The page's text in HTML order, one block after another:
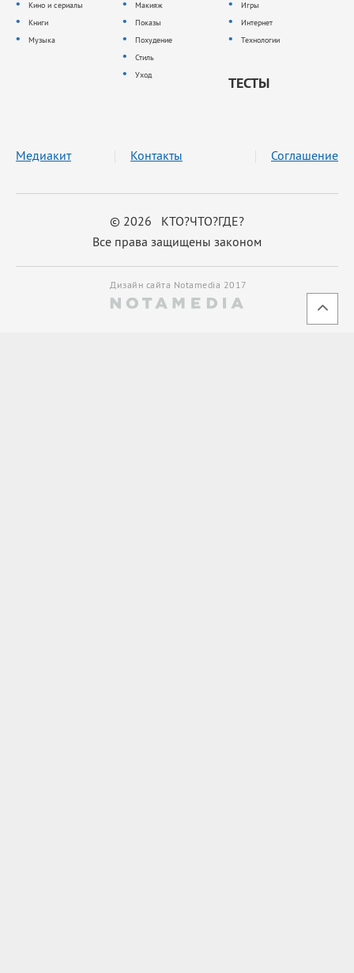
Кино и сериалы
Книги
Музыка
Макияж
Показы
Похудение
Стиль
Уход
Игры
Интернет
Технологии
ТЕСТЫ
© 2026 КТО?ЧТО?ГДЕ?
Все права защищены законом
Медиакит Контакты Соглашение
Дизайн сайта Notamedia 2017